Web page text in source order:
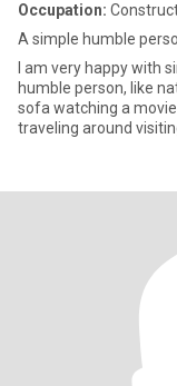
Occupation:
A simple humble
I am very happy with
humble person, like
sofa watching a
traveling around